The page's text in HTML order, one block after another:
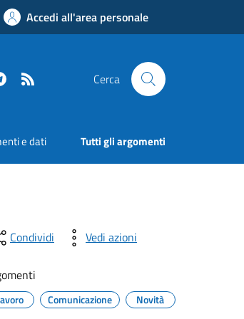
Accedi all'area personale
Telegram Cerca
e dati Tutti gli argomenti
Condividi Vedi azioni
Comunicazione Novità